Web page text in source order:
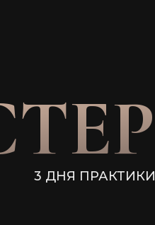
3 ДНЯ ПРАКТИКИ